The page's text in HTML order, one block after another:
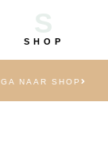
S
SHOP
GA NAAR SHOP